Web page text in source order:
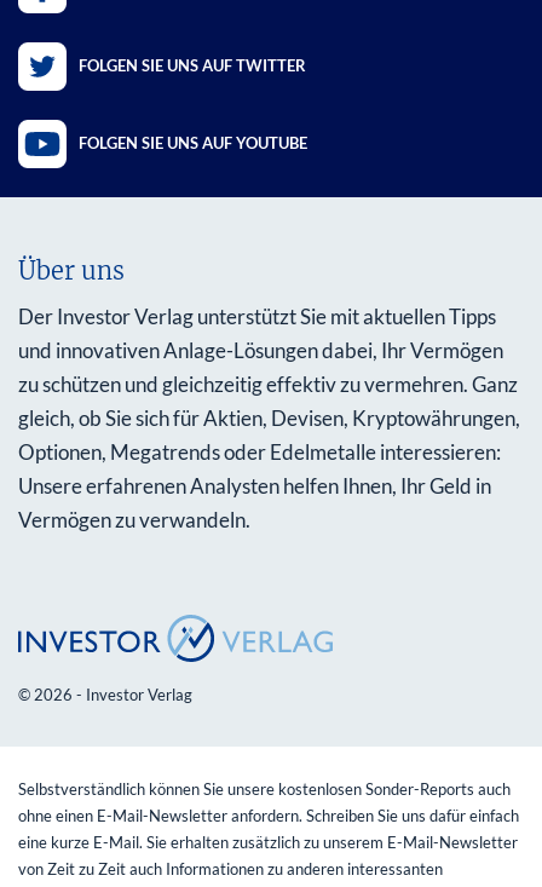
FOLGEN SIE UNS AUF TWITTER
FOLGEN SIE UNS AUF YOUTUBE
Über uns
Der Investor Verlag unterstützt Sie mit aktuellen Tipps
und innovativen Anlage-Lösungen dabei, Ihr Vermögen
zu schützen und gleichzeitig effektiv zu vermehren. Ganz
gleich, ob Sie sich für Aktien, Devisen, Kryptowährungen,
Optionen, Megatrends oder Edelmetalle interessieren:
Unsere erfahrenen Analysten helfen Ihnen, Ihr Geld in
Vermögen zu verwandeln.
© 2026 - Investor Verlag
Selbstverständlich können Sie unsere kostenlosen Sonder-Reports auch
ohne einen E-Mail-Newsletter anfordern. Schreiben Sie uns dafür einfach
eine kurze E-Mail. Sie erhalten zusätzlich zu unserem E-Mail-Newsletter
von Zeit zu Zeit auch Informationen zu anderen interessanten